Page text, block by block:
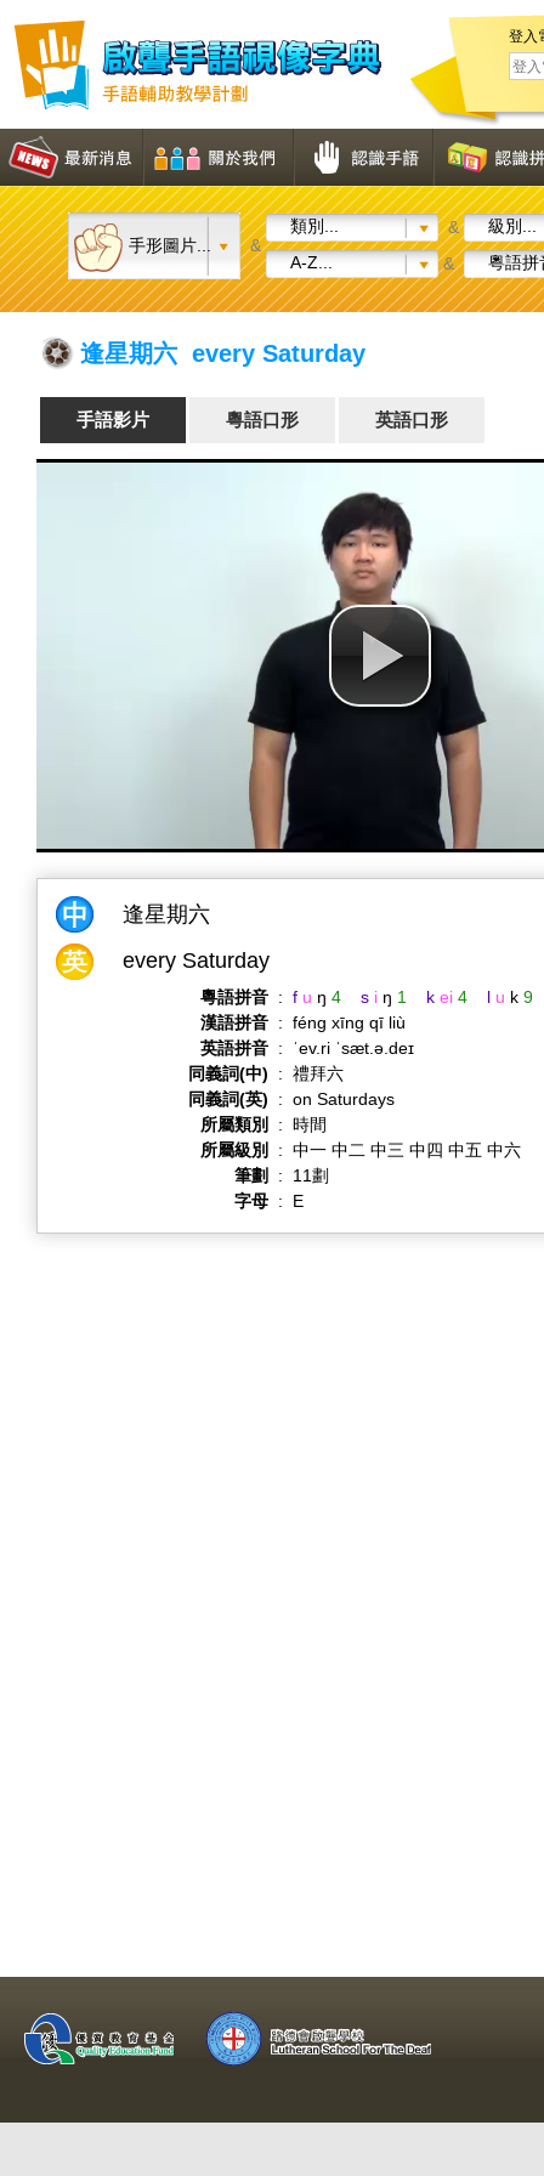
登入
手形圖片... &
類別... &
級別...
A-Z...
& 粵語拼
逢星期六 every Saturday
手語影片 粵語口形 英語口形
逢星期六
every Saturday
粵語拼音 : f u ŋ 4 s i ŋ 1 k ei 4 l u k 9
漢語拼音 : féng xīng qī liù
英語拼音 :
ˈev.ri ˈsæt.ə.deɪ
同義詞(中)
: 禮拜六
同義詞(英)
: on Saturdays
所屬類別
: 時間
所屬級別
: 中一 中二 中三 中四 中五 中六
筆劃
:
11劃
字母 : E